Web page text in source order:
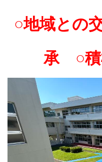
○地域との
承 ○積